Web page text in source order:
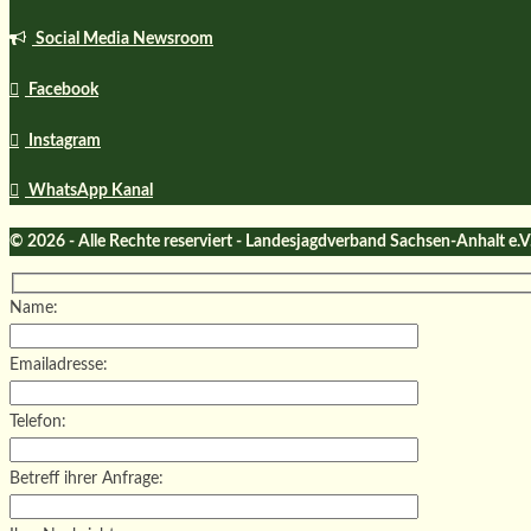
Social Media Newsroom
Facebook
Instagram
WhatsApp Kanal
© 2026 - Alle Rechte reserviert - Landesjagdverband Sachsen-Anhalt
Name:
Emailadresse:
Telefon:
Betreff ihrer Anfrage: